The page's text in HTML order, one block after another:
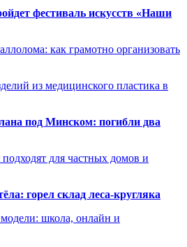
фестиваль искусств «Наши
как грамотно организовать
из медицинского пластика в
под Минском: погибли два
для частных домов и
горел склад леса-кругляка
школа, онлайн и